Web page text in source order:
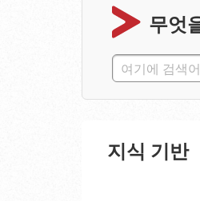
무엇
지식 기반